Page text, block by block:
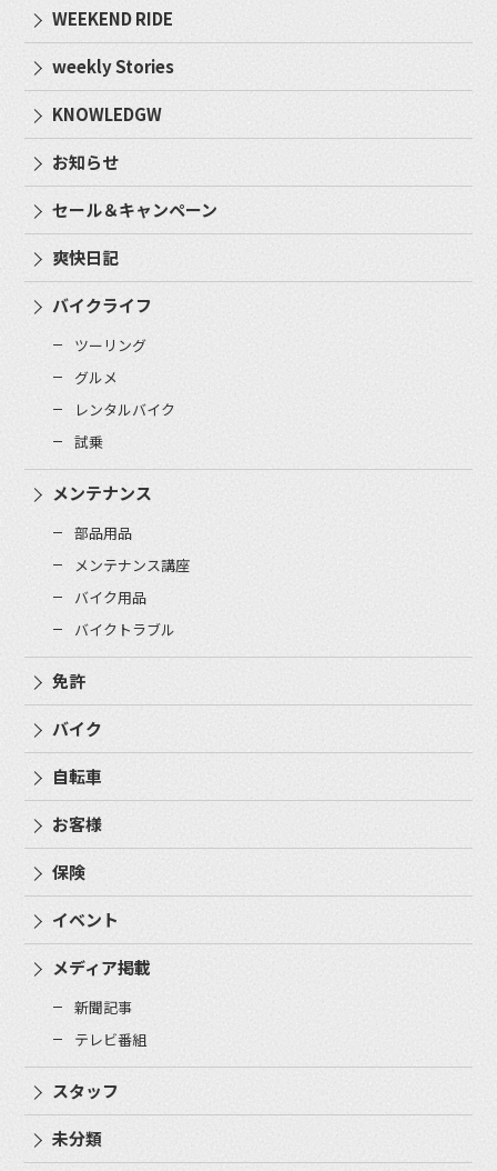
WEEKEND RIDE
weekly Stories
KNOWLEDGW
お知らせ
セール＆キャンペーン
爽快日記
バイクライフ
ツーリング
グルメ
レンタルバイク
試乗
メンテナンス
部品用品
メンテナンス講座
バイク用品
バイクトラブル
免許
バイク
自転車
お客様
保険
イベント
メディア掲載
新聞記事
テレビ番組
スタッフ
未分類